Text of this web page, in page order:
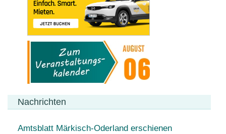
Nachrichten
Amtsblatt Märkisch-Oderland erschienen